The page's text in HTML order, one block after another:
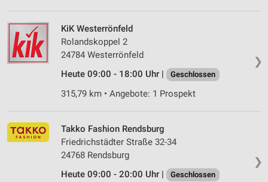
❯
KiK Westerrönfeld
Rolandskoppel 2
24784 Westerrönfeld
Heute 09:00 - 18:00 Uhr |
Geschlossen
315,79 km • Angebote: 1 Prospekt
❯
Takko Fashion Rendsburg
Friedrichstädter Straße 32-34
24768 Rendsburg
Heute 09:00 - 20:00 Uhr |
Geschlossen